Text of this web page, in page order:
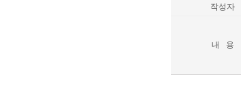
작성자
내 용